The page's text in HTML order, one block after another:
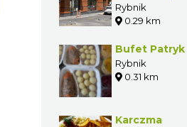
Rybnik
0.29 km
Bufet Patryk
Rybnik
0.31 km
Karczma